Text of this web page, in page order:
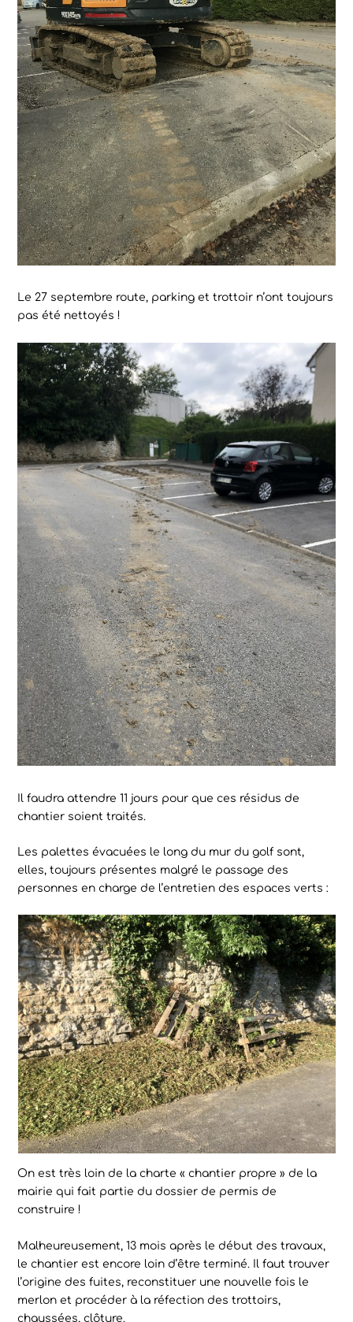
Le 27 septembre route, parking et trottoir n’ont toujours
pas été nettoyés !
Il faudra attendre 11 jours pour que ces résidus de
chantier soient traités.
Les palettes évacuées le long du mur du golf sont,
elles, toujours présentes malgré le passage des
personnes en charge de l’entretien des espaces verts :
On est très loin de la charte « chantier propre » de la
mairie qui fait partie du dossier de permis de
construire !
Malheureusement, 13 mois après le début des travaux,
le chantier est encore loin d’être terminé. Il faut trouver
l’origine des fuites, reconstituer une nouvelle fois le
merlon et procéder à la réfection des trottoirs,
chaussées, clôture.